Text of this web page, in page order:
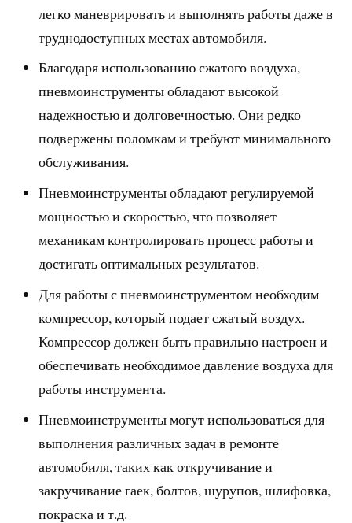
легко маневрировать и выполнять работы даже в
труднодоступных местах автомобиля.
Благодаря использованию сжатого воздуха,
пневмоинструменты обладают высокой
надежностью и долговечностью. Они редко
подвержены поломкам и требуют минимального
обслуживания.
Пневмоинструменты обладают регулируемой
мощностью и скоростью, что позволяет
механикам контролировать процесс работы и
достигать оптимальных результатов.
Для работы с пневмоинструментом необходим
компрессор, который подает сжатый воздух.
Компрессор должен быть правильно настроен и
обеспечивать необходимое давление воздуха для
работы инструмента.
Пневмоинструменты могут использоваться для
выполнения различных задач в ремонте
автомобиля, таких как откручивание и
закручивание гаек, болтов, шурупов, шлифовка,
покраска и т.д.